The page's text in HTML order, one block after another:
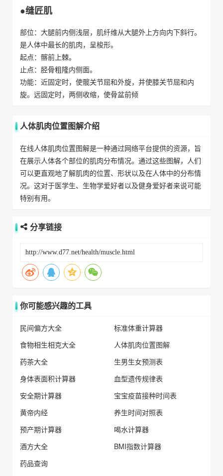
●缝匠肌
部位：大腿前内侧浅层，肌纤维从大腿外上方向内下斜行。
是人体中最长的肌肉，呈梭形。
起点：髂前上棘。
止点：胫骨粗隆内侧面。
功能：近固定时，使髋关节屈和外旋，并使膝关节屈和内
旋。远固定时，两侧收缩，使骨盆前倾
人体肌肉位置图解介绍
在线人体肌肉位置图解是一种通过网络平台提供的资源，旨
在展示人体各个部位的肌肉分布情况。通过这些图解，人们
可以更直观地了解肌肉的位置、形状以及在人体中的分布情
况。这对于医学生、生物学爱好者以及健身爱好者来说可能
特别有用。
分享链接
你可能感兴趣的工具
民间偏方大全
标准体重计算器
食物相生相克大全
人体肌肉位置图解
药茶大全
生男生女预测表
身体表面积计算器
血型遗传规律表
安全期计算器
宝宝疫苗接种时间表
黄帝内经
养生时间对照表
预产期计算器
喝水计算器
酒方大全
BMI指数计算器
药品查询